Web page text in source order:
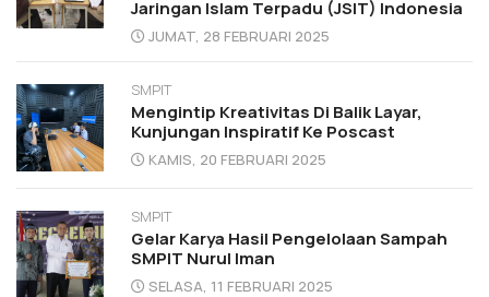
Jaringan Islam Terpadu (JSIT) Indonesia
JUMAT, 28 FEBRUARI 2025
SMPIT
Mengintip Kreativitas Di Balik Layar,
Kunjungan Inspiratif Ke Poscast
KAMIS, 20 FEBRUARI 2025
SMPIT
Gelar Karya Hasil Pengelolaan Sampah
SMPIT Nurul Iman
SELASA, 11 FEBRUARI 2025